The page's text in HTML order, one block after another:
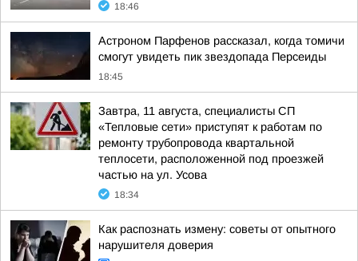
18:46
Астроном Парфенов рассказал, когда томичи
смогут увидеть пик звездопада Персеиды
18:45
Завтра, 11 августа, специалисты СП
«Тепловые сети» приступят к работам по
ремонту трубопровода квартальной
теплосети, расположенной под проезжей
частью на ул. Усова
18:34
Как распознать измену: советы от опытного
нарушителя доверия